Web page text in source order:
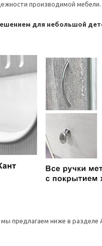
производимой мебели.
для небольшой
предлагаем ниже в разделе